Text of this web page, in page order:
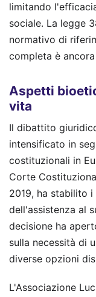
limitando
sociale. La legge
normativo di
completa è
Aspetti
vita
Il dibattito
intensificato in
costituzionali in
Corte
2019, ha stabilito
dell'assistenza al
decisione ha
sulla necessità di
diverse opzioni
L'Associazione